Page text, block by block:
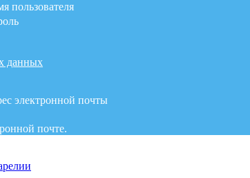
пользователя
данных
электронной почты
почте.